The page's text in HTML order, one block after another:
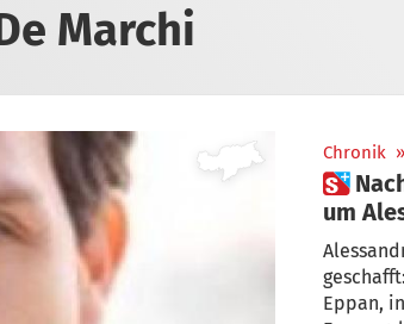
Marchi
Chronik »
 Nach Lawinenunglück: Trauer
um
Eppan,